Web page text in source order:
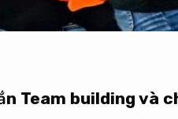
Team building và